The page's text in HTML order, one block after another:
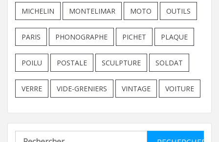
MICHELIN MONTELIMAR MOTO OUTILS
PARIS PHONOGRAPHE PICHET PLAQUE
POILU POSTALE SCULPTURE SOLDAT
VERRE VIDE-GRENIERS VINTAGE VOITURE
Rechercher :